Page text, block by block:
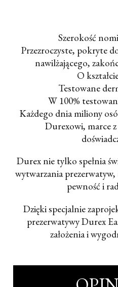
Szerokość
Przezroczyste, pokryte
nawilżającego,
O
Testowane
W 100%
Każdego dnia miliony
Durexowi, marce
Durex nie tylko spełnia
wytwarzania prezerwatyw,
pewność i
Dzięki specjalnie
prezerwatywy Durex
założenia i